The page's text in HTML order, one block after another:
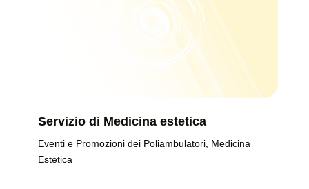
Servizio di Medicina estetica
Eventi e Promozioni dei Poliambulatori, Medicina
Estetica